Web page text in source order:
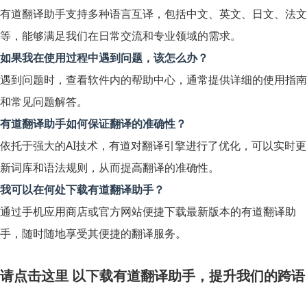
有道翻译助手支持多种语言互译，包括中文、英文、日文、法文
等，能够满足我们在日常交流和专业领域的需求。
如果我在使用过程中遇到问题，该怎么办？
遇到问题时，查看软件内的帮助中心，通常提供详细的使用指南
和常见问题解答。
有道翻译助手如何保证翻译的准确性？
依托于强大的AI技术，有道对翻译引擎进行了优化，可以实时更
新词库和语法规则，从而提高翻译的准确性。
我可以在何处下载有道翻译助手？
通过手机应用商店或官方网站便捷下载最新版本的有道翻译助
手，随时随地享受其便捷的翻译服务。
请点击这里 以下载有道翻译助手，提升我们的跨语